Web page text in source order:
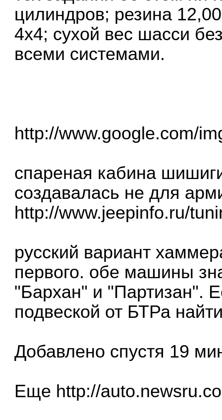
цилиндров; резина
4х4; сухой вес шасси
всеми системами.
http://www.google.com/
спареная кабина
создавалась не для
http://www.jeepinfo.ru/
русский вариант
первого. обе машины
"Бархан" и "Партизан".
подвеской от БТРа
Добавлено спустя 19
Еще http://